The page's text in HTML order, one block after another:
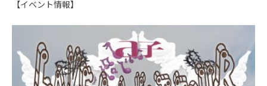
【イベント情報】